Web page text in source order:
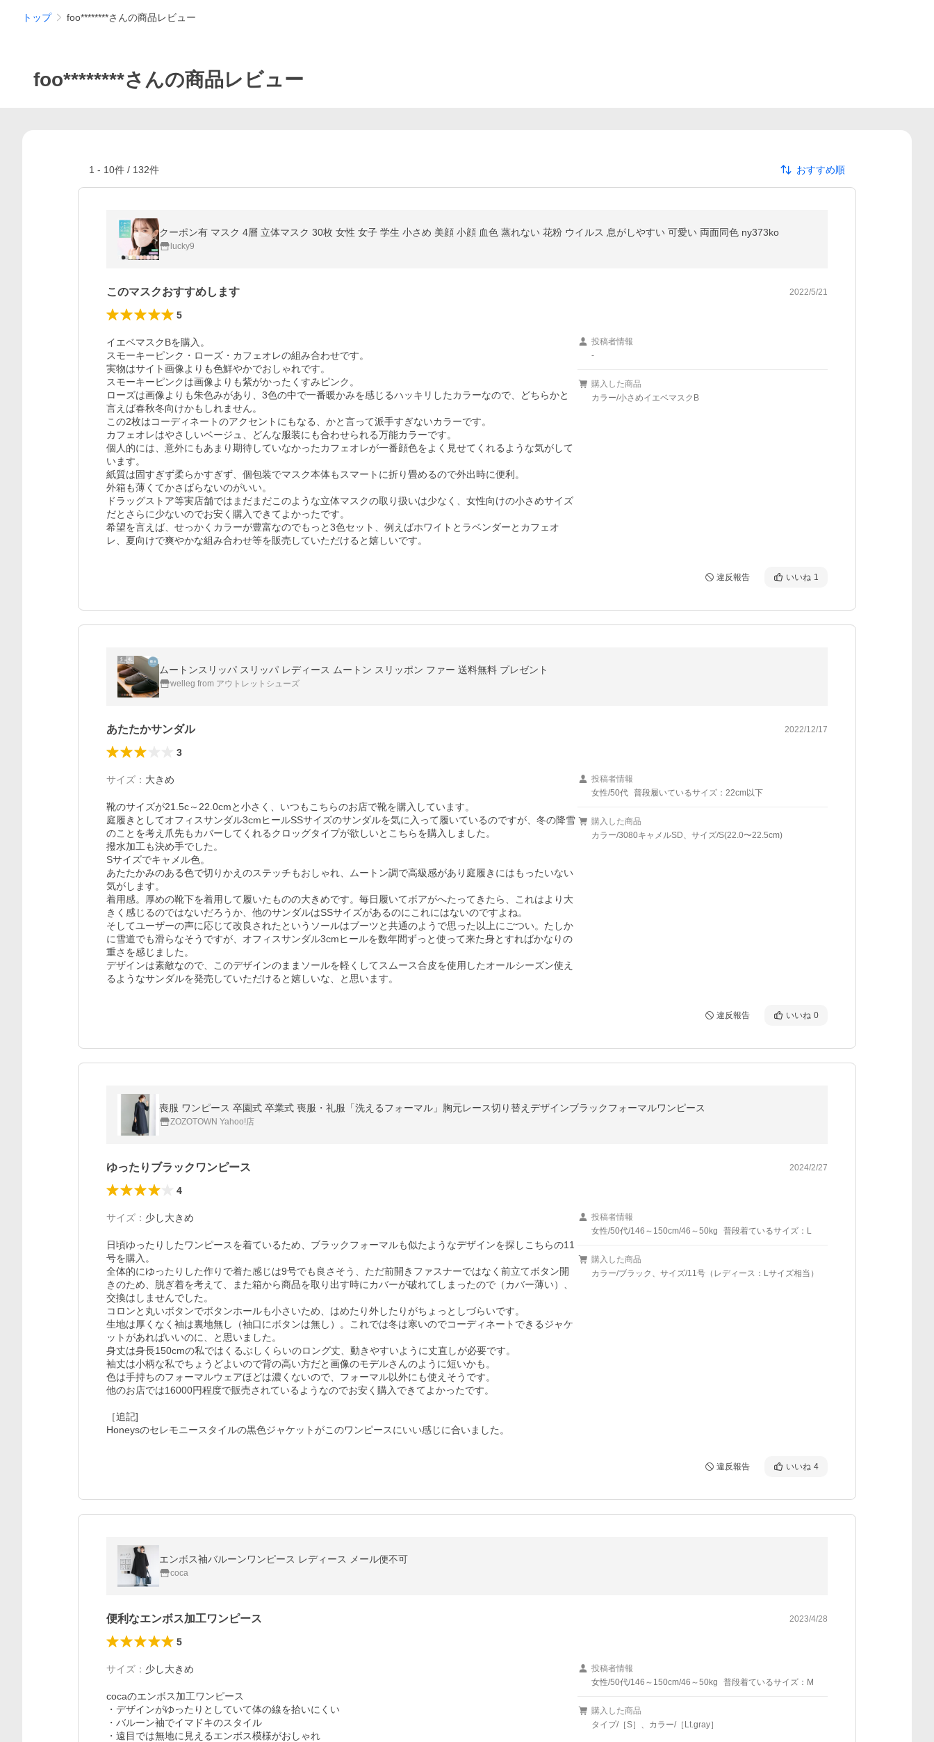
トップ foo********さんの商品レビュー
foo********さんの商品レビュー
1 - 10件 / 132件 おすすめ順
クーポン有 マスク 4層 立体マスク 30枚 女性 女子 学生 小さめ 美顔 小顔 血色 蒸れない 花粉 ウイルス 息がしやすい 可愛い 両面同色 ny373ko
lucky9
このマスクおすすめします 2022/5/21
5
イエベマスクBを購入。
スモーキーピンク・ローズ・カフェオレの組み合わせです。
実物はサイト画像よりも色鮮やかでおしゃれです。
スモーキーピンクは画像よりも紫がかったくすみピンク。
ローズは画像よりも朱色みがあり、3色の中で一番暖かみを感じるハッキリしたカラーなので、どちらかと
言えば春秋冬向けかもしれません。
この2枚はコーディネートのアクセントにもなる、かと言って派手すぎないカラーです。
カフェオレはやさしいベージュ、どんな服装にも合わせられる万能カラーです。
個人的には、意外にもあまり期待していなかったカフェオレが一番顔色をよく見せてくれるような気がして
います。
紙質は固すぎず柔らかすぎず、個包装でマスク本体もスマートに折り畳めるので外出時に便利。
外箱も薄くてかさばらないのがいい。
ドラッグストア等実店舗ではまだまだこのような立体マスクの取り扱いは少なく、女性向けの小さめサイズ
だとさらに少ないのでお安く購入できてよかったです。
希望を言えば、せっかくカラーが豊富なのでもっと3色セット、例えばホワイトとラベンダーとカフェオ
レ、夏向けで爽やかな組み合わせ等を販売していただけると嬉しいです。
投稿者情報
-
購入した商品
カラー/小さめイエベマスクB
違反報告 いいね 1
ムートンスリッパ スリッパ レディース ムートン スリッポン ファー 送料無料 プレゼント
welleg from アウトレットシューズ
あたたかサンダル 2022/12/17
3
サイズ ： 大きめ
靴のサイズが21.5c～22.0cmと小さく、いつもこちらのお店で靴を購入しています。
庭履きとしてオフィスサンダル3cmヒールSSサイズのサンダルを気に入って履いているのですが、冬の降雪
のことを考え爪先もカバーしてくれるクロッグタイプが欲しいとこちらを購入しました。
撥水加工も決め手でした。
Sサイズでキャメル色。
あたたかみのある色で切りかえのステッチもおしゃれ、ムートン調で高級感があり庭履きにはもったいない
気がします。
着用感。厚めの靴下を着用して履いたものの大きめです。毎日履いてボアがへたってきたら、これはより大
きく感じるのではないだろうか、他のサンダルはSSサイズがあるのにこれにはないのですよね。
そしてユーザーの声に応じて改良されたというソールはブーツと共通のようで思った以上にごつい。たしか
に雪道でも滑らなそうですが、オフィスサンダル3cmヒールを数年間ずっと使って来た身とすればかなりの
重さを感じました。
デザインは素敵なので、このデザインのままソールを軽くしてスムース合皮を使用したオールシーズン使え
るようなサンダルを発売していただけると嬉しいな、と思います。
投稿者情報
女性/50代 普段履いているサイズ：22cm以下
購入した商品
カラー/3080キャメルSD、サイズ/S(22.0〜22.5cm)
違反報告 いいね 0
喪服 ワンピース 卒園式 卒業式 喪服・礼服「洗えるフォーマル」胸元レース切り替えデザインブラックフォーマルワンピース
ZOZOTOWN Yahoo!店
ゆったりブラックワンピース 2024/2/27
4
サイズ ： 少し大きめ
日頃ゆったりしたワンピースを着ているため、ブラックフォーマルも似たようなデザインを探しこちらの11
号を購入。
全体的にゆったりした作りで着た感じは9号でも良さそう、ただ前開きファスナーではなく前立てボタン開
きのため、脱ぎ着を考えて、また箱から商品を取り出す時にカバーが破れてしまったので（カバー薄い）、
交換はしませんでした。
コロンと丸いボタンでボタンホールも小さいため、はめたり外したりがちょっとしづらいです。
生地は厚くなく袖は裏地無し（袖口にボタンは無し）。これでは冬は寒いのでコーディネートできるジャケ
ットがあればいいのに、と思いました。
身丈は身長150cmの私ではくるぶしくらいのロング丈、動きやすいように丈直しが必要です。
袖丈は小柄な私でちょうどよいので背の高い方だと画像のモデルさんのように短いかも。
色は手持ちのフォーマルウェアほどは濃くないので、フォーマル以外にも使えそうです。
他のお店では16000円程度で販売されているようなのでお安く購入できてよかったです。
［追記]
Honeysのセレモニースタイルの黒色ジャケットがこのワンピースにいい感じに合いました。
投稿者情報
女性/50代/146～150cm/46～50kg
普段着ているサイズ：L
購入した商品
カラー/ブラック、サイズ/11号（レディース：Lサイズ相当）
違反報告 いいね 4
エンボス袖バルーンワンピース レディース メール便不可
coca
便利なエンボス加工ワンピース 2023/4/28
5
サイズ ： 少し大きめ
cocaのエンボス加工ワンピース
・デザインがゆったりとしていて体の線を拾いにくい
・バルーン袖でイマドキのスタイル
・遠目では無地に見えるエンボス模様がおしゃれ
投稿者情報
女性/50代/146～150cm/46～50kg
普段着ているサイズ：M
購入した商品
タイプ/［S］、カラー/［Lt.gray］